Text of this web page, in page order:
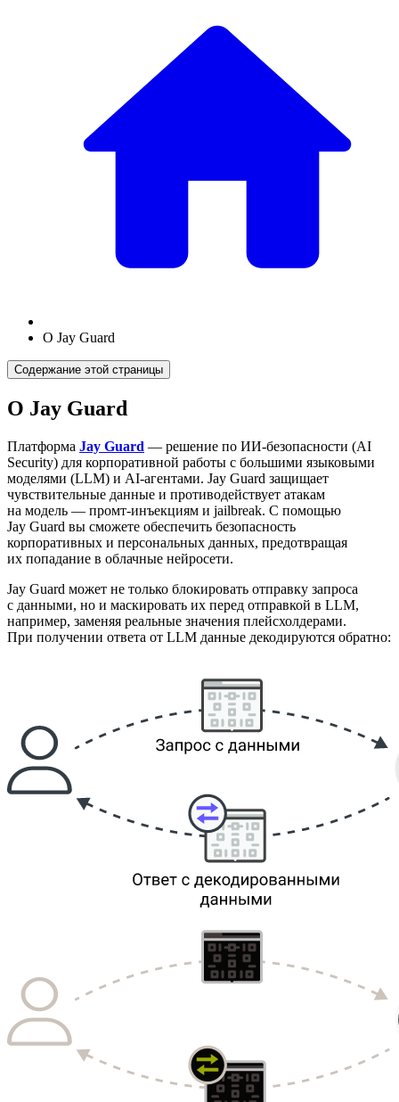
О Jay Guard
Содержание этой страницы
О Jay Guard
Платформа Jay Guard — решение по ИИ-безопасности (AI
Security) для корпоративной работы с большими языковыми
моделями (LLM) и AI-агентами. Jay Guard защищает
чувствительные данные и противодействует атакам
на модель — промт-инъекциям и jailbreak. С помощью
Jay Guard вы сможете обеспечить безопасность
корпоративных и персональных данных, предотвращая
их попадание в облачные нейросети.
Jay Guard может не только блокировать отправку запроса
с данными, но и маскировать их перед отправкой в LLM,
например, заменяя реальные значения плейсхолдерами.
При получении ответа от LLM данные декодируются обратно: